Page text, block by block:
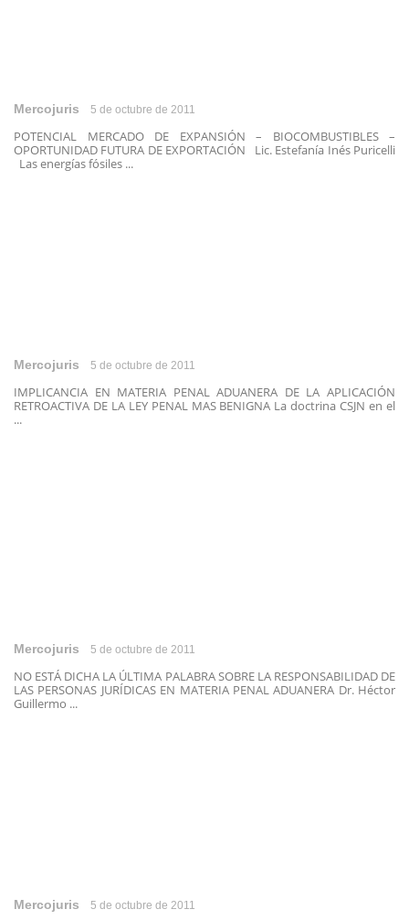
Mercojuris 5 de octubre de 2011
POTENCIAL MERCADO DE EXPANSIÓN – BIOCOMBUSTIBLES –
OPORTUNIDAD FUTURA DE EXPORTACIÓN Lic. Estefanía Inés Puricelli
Las energías fósiles ...
Mercojuris 5 de octubre de 2011
IMPLICANCIA EN MATERIA PENAL ADUANERA DE LA APLICACIÓN
RETROACTIVA DE LA LEY PENAL MAS BENIGNA La doctrina CSJN en el
...
Mercojuris 5 de octubre de 2011
NO ESTÁ DICHA LA ÚLTIMA PALABRA SOBRE LA RESPONSABILIDAD DE
LAS PERSONAS JURÍDICAS EN MATERIA PENAL ADUANERA Dr. Héctor
Guillermo ...
Mercojuris 5 de octubre de 2011